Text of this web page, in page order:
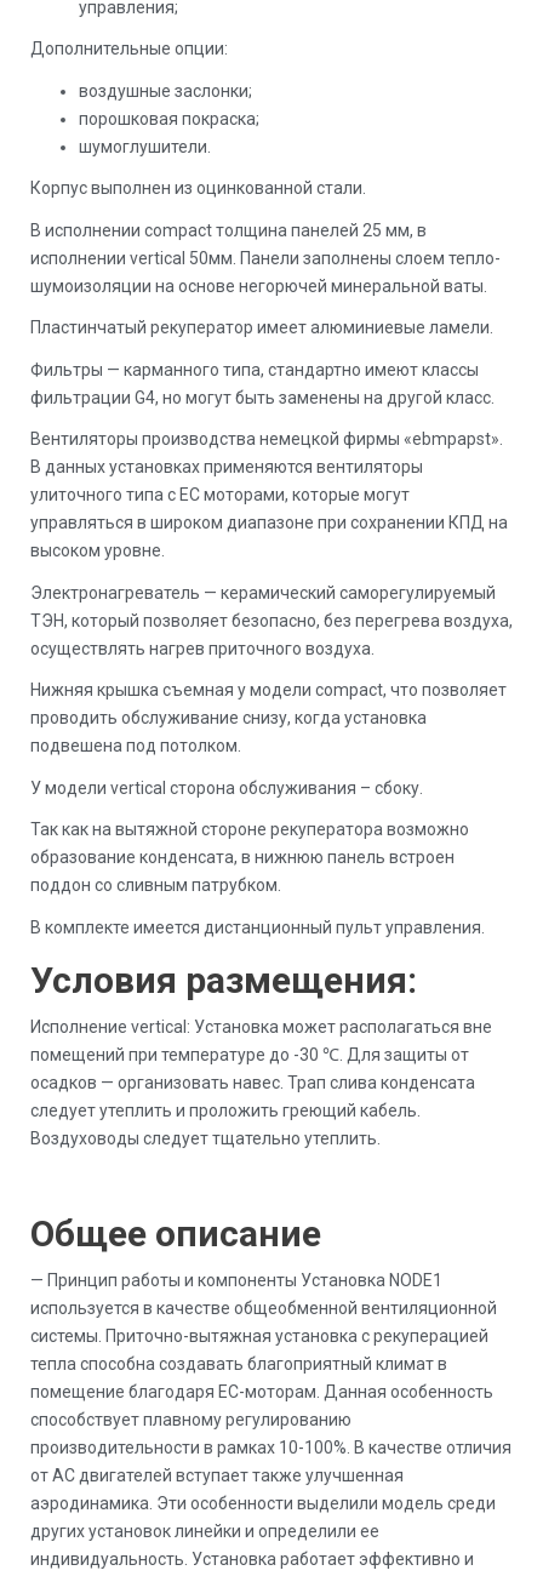
управления;
Дополнительные опции:
воздушные заслонки;
порошковая покраска;
шумоглушители.
Корпус выполнен из оцинкованной стали.
В исполнении compact толщина панелей 25 мм, в
исполнении vertical 50мм. Панели заполнены слоем тепло-
шумоизоляции на основе негорючей минеральной ваты.
Пластинчатый рекуператор имеет алюминиевые ламели.
Фильтры — карманного типа, стандартно имеют классы
фильтрации G4, но могут быть заменены на другой класс.
Вентиляторы производства немецкой фирмы «ebmpapst».
В данных установках применяются вентиляторы
улиточного типа с EC моторами, которые могут
управляться в широком диапазоне при сохранении КПД на
высоком уровне.
Электронагреватель — керамический саморегулируемый
ТЭН, который позволяет безопасно, без перегрева воздуха,
осуществлять нагрев приточного воздуха.
Нижняя крышка съемная у модели compact, что позволяет
проводить обслуживание снизу, когда установка
подвешена под потолком.
У модели vertical сторона обслуживания – сбоку.
Так как на вытяжной стороне рекуператора возможно
образование конденсата, в нижнюю панель встроен
поддон со сливным патрубком.
В комплекте имеется дистанционный пульт управления.
Условия размещения:
Исполнение vertical: Установка может располагаться вне
помещений при температуре до -30 ℃. Для защиты от
осадков — организовать навес. Трап слива конденсата
следует утеплить и проложить греющий кабель.
Воздуховоды следует тщательно утеплить.
Общее описание
— Принцип работы и компоненты Установка NODE1
используется в качестве общеобменной вентиляционной
системы. Приточно-вытяжная установка с рекуперацией
тепла способна создавать благоприятный климат в
помещение благодаря ЕС-моторам. Данная особенность
способствует плавному регулированию
производительности в рамках 10-100%. В качестве отличия
от АС двигателей вступает также улучшенная
аэродинамика. Эти особенности выделили модель среди
других установок линейки и определили ее
индивидуальность. Установка работает эффективно и